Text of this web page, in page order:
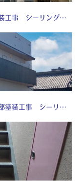
愛知 あま市 外壁塗装工事 付帯部塗装工事 シーリング工事 ♤
【名古屋市西区】 外壁塗装工事 付帯部塗装工事 シーリング工事 ♤